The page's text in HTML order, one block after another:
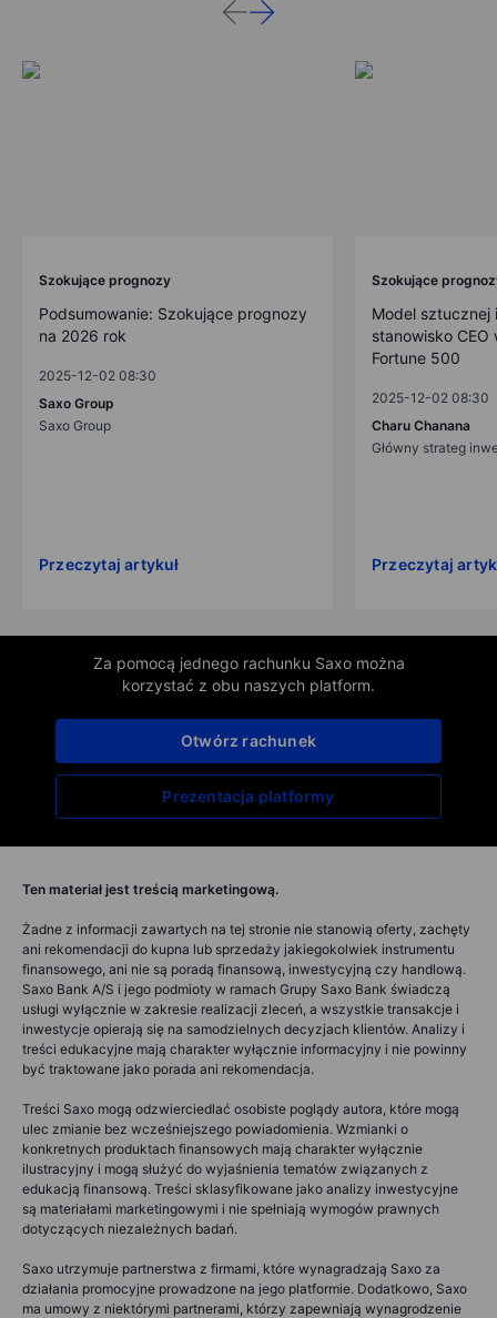
Szokujące prognozy
Podsumowanie: Szokujące prognozy
na 2026 rok
2025-12-02 08:30
Saxo Group
Saxo Group
Przeczytaj artykuł
Szokujące
Model sztucznej
stanowisko CEO
Fortune 500
2025-12-02 08:30
Charu Chanana
Główny strateg
Przeczytaj
Za pomocą jednego rachunku Saxo można
korzystać z obu naszych platform.
Prezentacja platformy
Otwórz rachunek
Ten materiał jest treścią marketingową.
Żadne z informacji zawartych na tej stronie nie stanowią oferty, zachęty
ani rekomendacji do kupna lub sprzedaży jakiegokolwiek instrumentu
finansowego, ani nie są poradą finansową, inwestycyjną czy handlową.
Saxo Bank A/S i jego podmioty w ramach Grupy Saxo Bank świadczą
usługi wyłącznie w zakresie realizacji zleceń, a wszystkie transakcje i
inwestycje opierają się na samodzielnych decyzjach klientów. Analizy i
treści edukacyjne mają charakter wyłącznie informacyjny i nie powinny
być traktowane jako porada ani rekomendacja.
Treści Saxo mogą odzwierciedlać osobiste poglądy autora, które mogą
ulec zmianie bez wcześniejszego powiadomienia. Wzmianki o
konkretnych produktach finansowych mają charakter wyłącznie
ilustracyjny i mogą służyć do wyjaśnienia tematów związanych z
edukacją finansową. Treści sklasyfikowane jako analizy inwestycyjne
są materiałami marketingowymi i nie spełniają wymogów prawnych
dotyczących niezależnych badań.
Saxo utrzymuje partnerstwa z firmami, które wynagradzają Saxo za
działania promocyjne prowadzone na jego platformie. Dodatkowo, Saxo
ma umowy z niektórymi partnerami, którzy zapewniają wynagrodzenie